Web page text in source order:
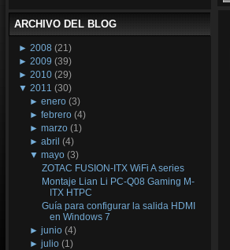
Wikipedia
ARCHIVO DEL BLOG
► 2008 (21)
► 2009 (39)
► 2010 (29)
▼ 2011 (30)
►enero (3)
►febrero (4)
►marzo (1)
►abril (4)
▼mayo (3)
ZOTAC FUSION-ITX WiFi A series
Montaje Lian Li PC-Q08 Gaming M-
ITX HTPC
Guía para configurar la salida HDMI
en Windows 7
►junio (4)
►julio (1)